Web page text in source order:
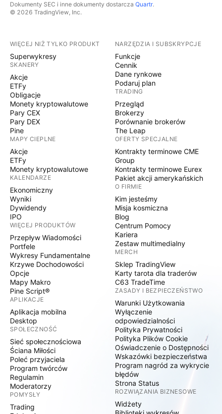
Dokumenty SEC i inne dokumenty dostarcza Quartr.
© 2026 TradingView, Inc.
WIĘCEJ NIŻ TYLKO PRODUKT
Superwykresy
SKANERY
Akcje
ETFy
Obligacje
Monety kryptowalutowe
Pary CEX
Pary DEX
Pine
MAPY CIEPLNE
Akcje
ETFy
Monety kryptowalutowe
KALENDARZE
Ekonomiczny
Wyniki
Dywidendy
IPO
WIĘCEJ PRODUKTÓW
Przepływ Wiadomości
Portfele
Wykresy Fundamentalne
Krzywe Dochodowości
Opcje
Mapy Makro
Pine Script®
APLIKACJE
Aplikacja mobilna
Desktop
SPOŁECZNOŚĆ
Sieć społecznościowa
Ściana Miłości
Poleć przyjaciela
Program twórców
Regulamin
Moderatorzy
POMYSŁY
Trading
NARZĘDZIA I SUBSKRYPCJE
Funkcje
Cennik
Dane rynkowe
Podaruj plan
TRADING
Przegląd
Brokerzy
Porównanie brokerów
The Leap
OFERTY SPECJALNE
Kontrakty terminowe CME
Group
Kontrakty terminowe Eurex
Pakiet akcji amerykańskich
O FIRMIE
Kim jesteśmy
Misja kosmiczna
Blog
Centrum Pomocy
Kariera
Zestaw multimedialny
MERCH
Sklep TradingView
Karty tarota dla traderów
C63 TradeTime
ZASADY I BEZPIECZEŃSTWO
Warunki Użytkowania
Wyłączenie
odpowiedzialności
Polityka Prywatności
Polityka Plików Cookie
Oświadczenie o Dostępności
Wskazówki bezpieczeństwa
Program nagród za wykrycie
błędów
Strona Status
ROZWIĄZANIA BIZNESOWE
Widżety